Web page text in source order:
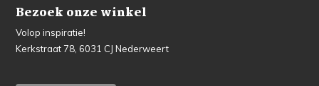
Bezoek onze winkel
Volop inspiratie!
Kerkstraat 78, 6031 CJ Nederweert